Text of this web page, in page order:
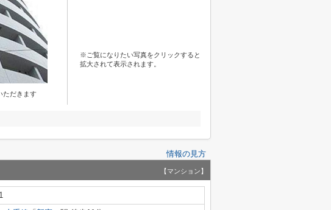
ただきます
※ご覧になりたい写真をクリックすると
拡大されて表示されます。
情報の見方
【マンション】